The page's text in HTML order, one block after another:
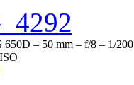
650D – 50 mm – f/8 – 1/200